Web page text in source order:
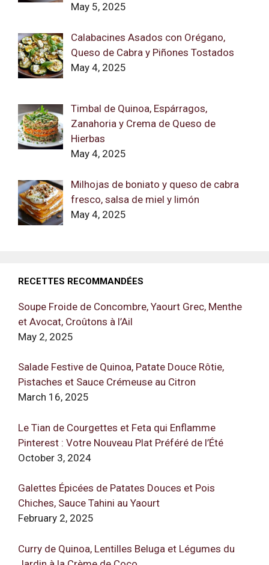
May 5, 2025
Calabacines Asados con Orégano,
Queso de Cabra y Piñones Tostados
May 4, 2025
Timbal de Quinoa, Espárragos,
Zanahoria y Crema de Queso de
Hierbas
May 4, 2025
Milhojas de boniato y queso de cabra
fresco, salsa de miel y limón
May 4, 2025
RECETTES RECOMMANDÉES
Soupe Froide de Concombre, Yaourt Grec, Menthe
et Avocat, Croûtons à l’Ail
May 2, 2025
Salade Festive de Quinoa, Patate Douce Rôtie,
Pistaches et Sauce Crémeuse au Citron
March 16, 2025
Le Tian de Courgettes et Feta qui Enflamme
Pinterest : Votre Nouveau Plat Préféré de l’Été
October 3, 2024
Galettes Épicées de Patates Douces et Pois
Chiches, Sauce Tahini au Yaourt
February 2, 2025
Curry de Quinoa, Lentilles Beluga et Légumes du